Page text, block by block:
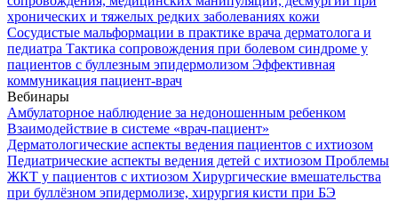
хронических и тяжелых редких заболеваниях кожи
Сосудистые мальформации в практике врача дерматолога и
педиатра Тактика сопровождения при болевом синдроме у
пациентов с буллезным эпидермолизом Эффективная
коммуникация пациент-врач
Вебинары
Амбулаторное наблюдение за недоношенным ребенком
Взаимодействие в системе «врач-пациент»
Дерматологические аспекты ведения пациентов с ихтиозом
Педиатрические аспекты ведения детей с ихтиозом Проблемы
ЖКТ у пациентов с ихтиозом Хирургические вмешательства
при буллёзном эпидермолизе, хирургия кисти при БЭ